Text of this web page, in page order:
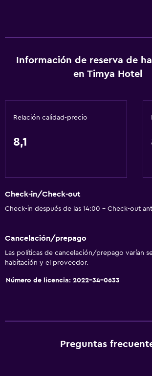
Información de reserva de
en Timya Hotel
Relación calidad-precio
8,1
Check-in/Check-out
Check-in después de las 14:00 - Check-out
Cancelación/prepago
Las políticas de cancelación/prepago varían
habitación y el proveedor.
Número de licencia: 2022-34-0633
Preguntas